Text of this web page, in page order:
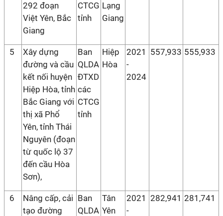
292 đoạn
Việt Yên, Bắc
Giang
CTCG
tỉnh
Lạng
Giang
5
Xây dựng
đường và cầu
kết nối huyện
Hiệp Hòa, tỉnh
Bắc Giang với
thị xã Phổ
Yên, tỉnh Thái
Nguyên (đoạn
từ quốc lộ 37
đến cầu Hòa
Sơn),
Ban
QLDA
ĐTXD
các
CTCG
tỉnh
Hiệp
Hòa
2021
-
2024
557,933 555,933
6
Nâng cấp, cải
tạo đường
Ban
QLDA
Tân
Yên
2021
-
282,941 281,741